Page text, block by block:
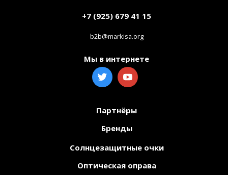
+7 (925) 679 41 15
b2b@markisa.org
Мы в интернете
Партнёры
Бренды
Солнцезащитные очки
Оптическая оправа